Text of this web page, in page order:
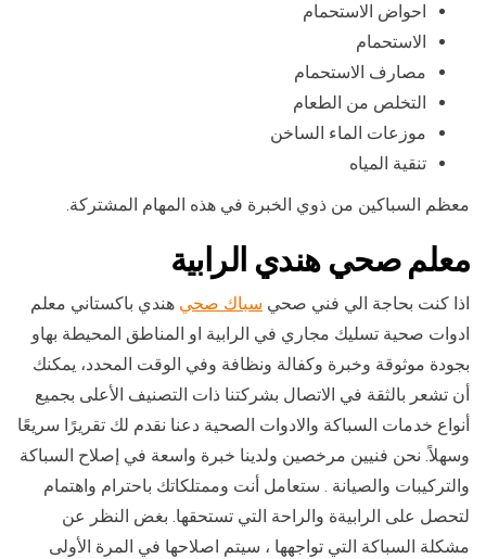
احواض الاستحمام
الاستحمام
مصارف الاستحمام
التخلص من الطعام
موزعات الماء الساخن
تنقية المياه
معظم السباكين من ذوي الخبرة في هذه المهام المشتركة.
معلم صحي هندي الرابية
اذا كنت بحاجة الي فني صحي سباك صحي هندي باكستاني معلم
ادوات صحية تسليك مجاري في الرابية او المناطق المحيطة بهاو
بجودة موثوقة وخبرة وكفالة ونظافة وفي الوقت المحدد، يمكنك
أن تشعر بالثقة في الاتصال بشركتنا ذات التصنيف الأعلى بجميع
أنواع خدمات السباكة والادوات الصحية دعنا نقدم لك تقريرًا سريعًا
وسهلاً. نحن فنيين مرخصين ولدينا خبرة واسعة في إصلاح السباكة
والتركيبات والصيانة . ستعامل أنت وممتلكاتك باحترام واهتمام
لتحصل على الرابيةة والراحة التي تستحقها. بغض النظر عن
مشكلة السباكة التي تواجهها ، سيتم اصلاحها في المرة الأولى